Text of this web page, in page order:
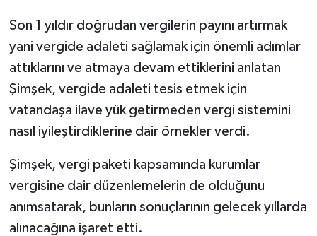
Son 1 yıldır doğrudan vergilerin payını artırmak
yani vergide adaleti sağlamak için önemli adımlar
attıklarını ve atmaya devam ettiklerini anlatan
Şimşek, vergide adaleti tesis etmek için
vatandaşa ilave yük getirmeden vergi sistemini
nasıl iyileştirdiklerine dair örnekler verdi.
Şimşek, vergi paketi kapsamında kurumlar
vergisine dair düzenlemelerin de olduğunu
anımsatarak, bunların sonuçlarının gelecek yıllarda
alınacağına işaret etti.